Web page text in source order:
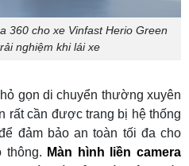
360 cho xe Vinfast Herio Green
nghiệm khi lái xe
gọn di chuyển thường xuyên
rất cần được trang bị hệ thống
đảm bảo an toàn tối đa cho
thông. Màn hình liền camera